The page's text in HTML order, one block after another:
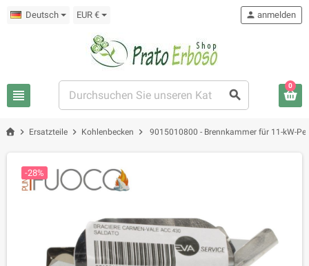
Deutsch EUR €
view_headline search
person anmelden
0
chevron_right Ersatzteile chevron_right Kohlenbecken chevron_right 9015010800 - Brennkammer für 11-kW-
-28%